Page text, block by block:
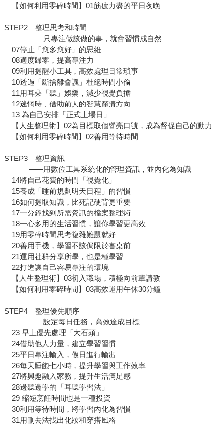
【如何利用零碎時間】01筋疲力盡的平日夜晚
STEP2 整理思考和時間
——只專注做該做的事，就會習慣成自然
07停止「愈多愈好」的思維
08適度歸零，提高專注力
09利用提醒小工具，高效處理日常瑣事
10透過「斷捨離會議」杜絕時間小偷
11用耳朵「聽」娛樂，減少視覺負擔
12迷惘時，借助前人的智慧釐清方向
13 為自己安排「正式上場日」
【人生整理術】02為目標取個響亮口號，成為督促自己的動力
【如何利用零碎時間】02善用等待時間
STEP3 整理資訊
——用數位工具系統化的管理資訊，並內化為知識
14將自己花費的時間「視覺化」
15養成「睡前規劃明天日程」的習慣
16如何提取知識，比死記硬背更重要
17一分鐘找到所需資訊的檔案整理術
18一心多用的生活習慣，讓你學習更高效
19用零碎時間思考複雜難題就好
20善用手機，學習不該侷限於書桌前
21運用社群分享所學，也是種學習
22打造讓自己容易專注的環境
【人生整理術】03初入職場，積極向前輩請教
【如何利用零碎時間】03高效運用午休30分鐘
STEP4 整理優先順序
——設定每日任務，高效達成目標
23 早上優先處理「大石頭」
24借助他人力量，建立學習習慣
25平日專注輸入，假日進行輸出
26每天睡飽七小時，提升學習與工作效率
27將興趣融入家務，提升生活滿足感
28邊聽邊學的「耳聽學習法」
29 縮短烹飪時間也是一種投資
30利用等待時間，將學習內化為習慣
31用刪去法找出化妝和穿搭風格